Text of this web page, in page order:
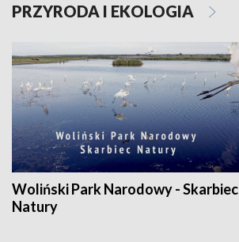
PRZYRODA I EKOLOGIA
Woliński Park Narodowy - Skarbiec
Natury